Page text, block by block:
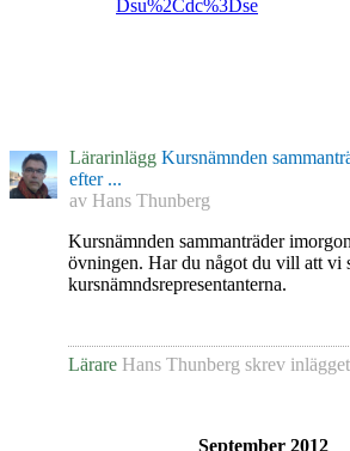
Dsu%2Cdc%3Dse
Lärarinlägg Kursnämnden
efter ...
av Hans Thunberg
Kursnämnden sammanträder
övningen. Har du något du vill att vi
kursnämndsrepresentanterna.
Lärare Hans Thunberg skrev inlägget
September 2012